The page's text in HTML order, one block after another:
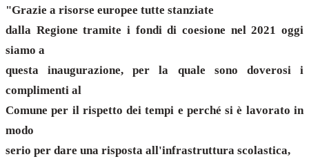
"Grazie a risorse europee tutte stanziate
dalla Regione tramite i fondi di coesione nel 2021 oggi
siamo a
questa inaugurazione, per la quale sono doverosi i
complimenti al
Comune per il rispetto dei tempi e perché si è lavorato in
modo
serio per dare una risposta all'infrastruttura scolastica,